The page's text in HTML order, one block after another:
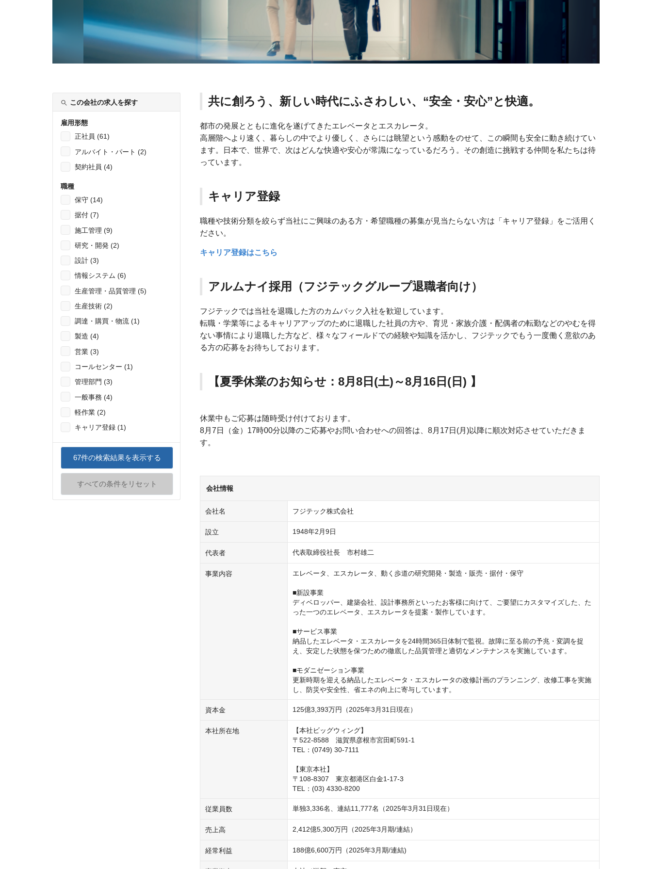
この会社の求人を探す
雇用形態
正社員 (61)
アルバイト・パート (2)
契約社員 (4)
職種
保守 (14)
据付 (7)
施工管理 (9)
研究・開発 (2)
設計 (3)
情報システム (6)
生産管理・品質管理 (5)
生産技術 (2)
調達・購買・物流 (1)
製造 (4)
営業 (3)
コールセンター (1)
管理部門 (3)
一般事務 (4)
軽作業 (2)
キャリア登録 (1)
67件の検索結果を表示する
すべての条件をリセット
共に創ろう、新しい時代にふさわしい、“安全・安心”と快適。
都市の発展とともに進化を遂げてきたエレベータとエスカレータ。
高層階へより速く、暮らしの中でより優しく、さらには眺望という感動をのせて、この瞬間も安全に動き続けてい
ます。日本で、世界で、次はどんな快適や安心が常識になっているだろう。その創造に挑戦する仲間を私たちは待
っています。
キャリア登録
職種や技術分類を絞らず当社にご興味のある方・希望職種の募集が見当たらない方は「キャリア登録」をご活用く
ださい。
キャリア登録はこちら
アルムナイ採用（フジテックグループ退職者向け）
フジテックでは当社を退職した方のカムバック入社を歓迎しています。
転職・学業等によるキャリアアップのために退職した社員の方や、育児・家族介護・配偶者の転勤などのやむを得
ない事情により退職した方など、様々なフィールドでの経験や知識を活かし、フジテックでもう一度働く意欲のあ
る方の応募をお待ちしております。
【夏季休業のお知らせ：8月8日(土)～8月16日(日) 】
休業中もご応募は随時受け付けております。
8月7日（金）17時00分以降のご応募やお問い合わせへの回答は、8月17日(月)以降に順次対応させていただきま
す。
会社情報
会社名 フジテック株式会社
設立 1948年2月9日
代表者 代表取締役社長　市村雄二
事業内容 エレベータ、エスカレータ、動く歩道の研究開発・製造・販売・据付・保守
■新設事業
ディベロッパー、建築会社、設計事務所といったお客様に向けて、ご要望にカスタマイズした、た
った一つのエレベータ、エスカレータを提案・製作しています。
■サービス事業
納品したエレベータ・エスカレータを24時間365日体制で監視。故障に至る前の予兆・変調を捉
え、安定した状態を保つための徹底した品質管理と適切なメンテナンスを実施しています。
■モダニゼーション事業
更新時期を迎える納品したエレベータ・エスカレータの改修計画のプランニング、改修工事を実施
し、防災や安全性、省エネの向上に寄与しています。
資本金 125億3,393万円（2025年3月31日現在）
本社所在地
【本社ビッグウィング】
〒522-8588　滋賀県彦根市宮田町591-1
TEL：(0749) 30-7111
【東京本社】
〒108-8307　東京都港区白金1-17-3
TEL：(03) 4330-8200
従業員数 単独3,336名、連結11,777名（2025年3月31日現在）
売上高 2,412億5,300万円（2025年3月期/連結）
経常利益 188億6,600万円（2025年3月期/連結)